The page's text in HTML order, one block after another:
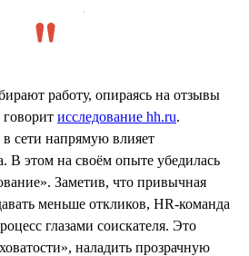
.
работу, опираясь на отзывы
исследование hh.ru.
в сети напрямую влияет
В этом на своём опыте убедилась
Заметив, что привычная
меньше откликов, HR-команда
глазами соискателя. Это
наладить прозрачную